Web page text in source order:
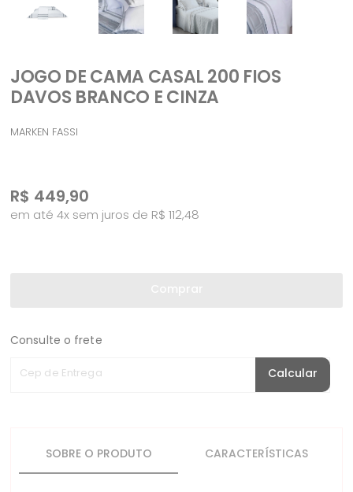
JOGO DE CAMA CASAL 200 FIOS
DAVOS BRANCO E CINZA
MARKEN FASSI
R$ 449,90
em até 4x sem juros de R$ 112,48
Consulte o frete
Cep de Entrega Calcular
SOBRE O PRODUTO CARACTERÍSTICAS